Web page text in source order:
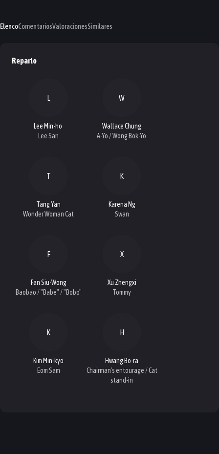
ElencoComentariosValoracionesSimilares
Reparto
L
Lee Min-ho
Lee San
W
Wallace Chung
A-Yo / Wong Bok-Yo
T
Tang Yan
Wonder Woman Cat
K
Karena Ng
Swan
F
Fan Siu-Wong
Baobao / "Babe" / "Bobo"
X
Xu Zhengxi
Tommy
K
Kim Min-kyo
Eom Sam
H
Hwang Bo-ra
Chairman's entourage / Cat
stand-in